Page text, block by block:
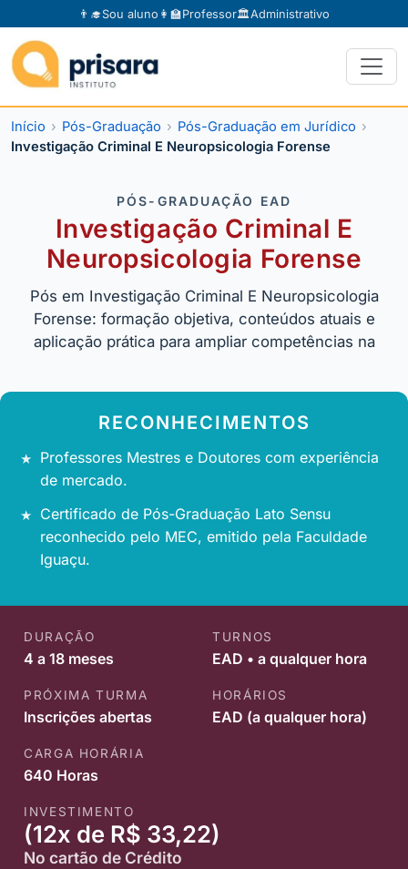
👨‍🎓Sou aluno 👩‍🏫Professor🏛️Administrativo
Início Pós-Graduação
Pós-Graduação em Jurídico
Investigação Criminal E Neuropsicologia Forense
PÓS-GRADUAÇÃO EAD
Investigação Criminal E
Neuropsicologia Forense
Pós em Investigação Criminal E Neuropsicologia
Forense: formação objetiva, conteúdos atuais e
aplicação prática para ampliar competências na
RECONHECIMENTOS
Professores Mestres e Doutores com experiência
de mercado.
Certificado de Pós-Graduação Lato Sensu
reconhecido pelo MEC, emitido pela Faculdade
Iguaçu.
DURAÇÃO
4 a 18 meses
TURNOS
EAD • a qualquer hora
PRÓXIMA TURMA
Inscrições abertas
HORÁRIOS
EAD (a qualquer hora)
CARGA HORÁRIA
640 Horas
INVESTIMENTO
(12x de R$ 33,22)
No cartão de Crédito